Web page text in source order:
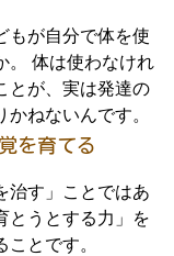
もが自分で体を使
。 体は使わなけれ
とが、実は発達の
ねないんです。
を育てる
治す」ことではあ
とうとする力」を
とです。